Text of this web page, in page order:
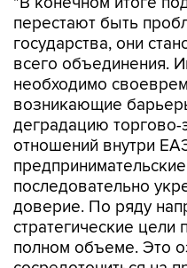
государства, они
всего объединения.
необходимо
возникающие
деградацию торгово-
отношений внутри
последовательно
доверие. По ряду
стратегические цели
полном объеме. Это
сосредоточиться на
уже принятых